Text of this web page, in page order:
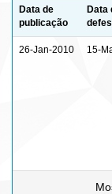
Data de
publicação
Data
26-Jan-2010 15-